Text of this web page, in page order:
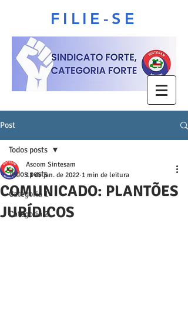
FILIE-SE
Post
Todos posts
Categoria 1
Categoria 2
Todos posts
COMUNICADO: PLANTÕES
JURÍDICOS
Ascom Sintesam
11 de jan. de 2022 1 min de leitura